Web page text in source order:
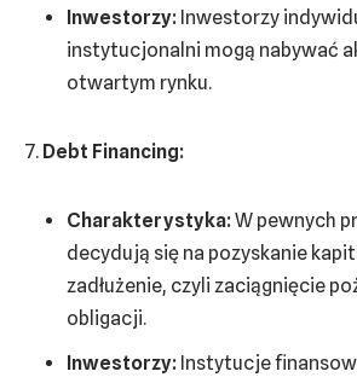
Inwestorzy: Inwestorzy
instytucjonalni mogą nabywać
otwartym rynku.
Debt Financing:
Charakterystyka:W pewnych
decydują się na pozyskanie
zadłużenie, czyli zaciągnięcie
obligacji.
Inwestorzy: Instytucje